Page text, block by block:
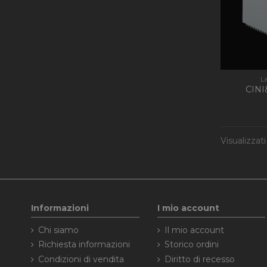
Informazioni
Chi siamo
Richiesta informazioni
Condizioni di vendita
I mio account
Il mio account
Storico ordini
Diritto di recesso